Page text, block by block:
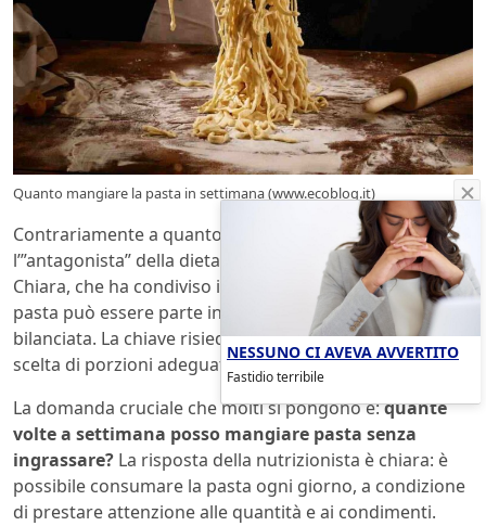
Quanto mangiare la pasta in settimana (www.ecoblog.it)
Contrariamente a quanto si pensa, la pasta non è
l’”antagonista” della dieta. Secondo la nutrizionista
Chiara, che ha condiviso i suoi consigli sui social, la
pasta può essere parte integrante di una dieta sana e
bilanciata. La chiave risiede nellamoderazionee nella
scelta di porzioni adeguate.
La domanda cruciale che molti si pongono è:quante
volte a settimana posso mangiare pasta senza
ingrassare? La risposta della nutrizionista è chiara: è
possibile consumare la pasta ogni giorno, a condizione
di prestare attenzione alle quantità e ai condimenti.
NESSUNO CI AVEVA AVVERTITO
Fastidio terribile